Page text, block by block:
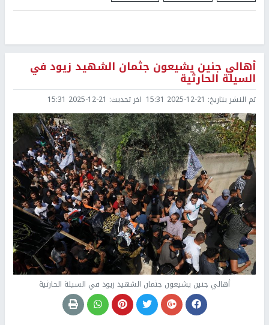
أهالي جنين يشيعون جثمان الشهيد زيود في
السيلة الحارثية
تم النشر بتاريخ: 2025-12-21 15:31 اخر تحديث: 2025-12-21 15:31
أهالي جنين يشيعون جثمان الشهيد زيود في السيلة الحارثية